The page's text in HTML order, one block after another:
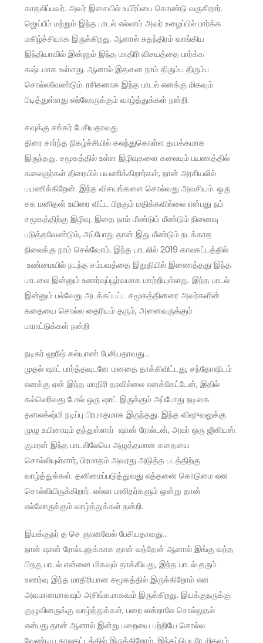
காதலிப்பவர். அவர் இசையில் உயிர்ப்பை கொண்டு வருகிறார்.
ஜெய்பீம் மற்றும் இந்த பாடல் எல்லாம் அவர் உழைப்பில் பார்க்க
மகிழ்ச்சியாக இருக்கிறது. ஆனால் சுதந்திரம் வாங்கிய
இந்தியாவில் இன்னும் இந்த மாதிரி விசயத்தை பார்க்க
கஷ்டமாக உள்ளது. ஆனால் இதனை நாம் திரும்ப திரும்ப
சொல்லவேண்டும். ரசிகனாக இந்த பாடல் எனக்கு மிகவும்
பிடித்துள்ளது எல்லோருக்கும் வாழ்த்துக்கள் நன்றி.
சவுக்கு சங்கர் பேசியதாவது
திரை சார்ந்த நிகழ்ச்சியில் கலந்துகொள்ள தயக்கமாக
இருந்தது. சமூகத்தில் உள்ள இழிவுகளை கலையும் பயணத்தில்
கலைஞர்கள் திரையில் பயணிக்கிறார்கள், நான் அரசியலில்
பயணிக்கிறேன். இந்த விசயங்களை சொல்வது அவசியம். ஒரு
சக மனிதன் உயிரை விட்ட பிறகும் மதிக்கவில்லை என்பது நம்
சமூகத்திற்கு இழிவு. இதை நாம் மீண்டும் மீண்டும் நினைவு
படுத்தவேண்டும், அப்போது தான் இது மீண்டும் நடக்காத
நிலைக்கு நாம் செல்வோம். இந்த பாடலில் 2019 காலகட்டத்தில்
உண்மையில் நடந்த சம்பவத்தை இறுதியில் இணைத்தது இந்த
பாடலை இன்னும் உணர்வுப்பூர்வமாக மாற்றியுள்ளது. இந்த பாடல்
இன்னும் பல்வேறு அடக்கப்பட்ட சமூகத்தினரை அவர்களின்
கதையை சொல்ல தைரியம் தரும், அனைவருக்கும்
பாராட்டுக்கள் நன்றி
நடிகர் ஹரீஷ் கல்யாண் பேசியதாவது…
முதல் ஷாட் பார்த்தவுடனே மனதை தாக்கிவிட்டது, சந்தோஷிடம்
எனக்கு ஏன் இந்த மாதிரி தரவில்லை எனக்கேட்டேன், இதில்
கல்லெரிவது போல் ஒரு ஷாட் இருக்கும் அப்போது நடிகை
தனலக்‌ஷ்மி நடிப்பு பிரமாதமாக இருந்தது. இந்த விஷுவலுக்கு
முழு உயிரையும் தந்துள்ளார் ஷான் ரோல்டன், அவர் ஒரு ஜீனியஸ்.
குமரன் இந்த பாடலிலேயெ அழுத்தமான கதையை
சொல்லியுள்ளார், பிரமாதம் அவரது அடுத்த படத்திற்கு
வாழ்த்துக்கள். தனிமைப்படுத்துவது எத்தனை கொடுமை என
சொல்லியிருக்கிறார். எல்லா மனிதர்களும் ஒன்று தான்
எல்லோருக்கும் வாழ்த்துக்கள் நன்றி.
இயக்குநர் த செ ஞானவேல் பேசியதாவது…
நான் ஷான் ரோல்டனுக்காக தான் வந்தேன் ஆனால் இங்கு வந்த
பிறகு பாடல் என்னை மிகவும் தாக்கியது, இந்த பாடல் தரும்
உணர்வு இந்த மாதிரியான சமூகத்தில் இருக்கிறோம் என
அவமானமாகவும் அசிங்கமாகவும் இருக்கிறது. இயக்குநருக்கு
குழுவினருக்கு வாழ்த்துக்கள், பறை என்றாலே சொல்லுதல்
என்பது தான் ஆனால் இன்று பறையை பற்றியே சொல்ல